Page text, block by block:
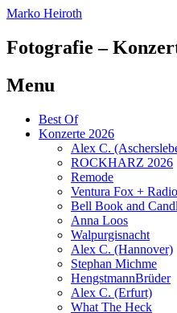
Marko Heiroth
Fotografie –
Menu
Skip
Best Of
Konzerte 2026
Alex C.
ROCKHARZ 2026
Remode
Ventura Fox +
Bell Book and
Anna Loos
Walpurgisnacht
Alex C. (Hannover)
Stephan Michme
HengstmannBrüder
Alex C. (Erfurt)
What The Heck